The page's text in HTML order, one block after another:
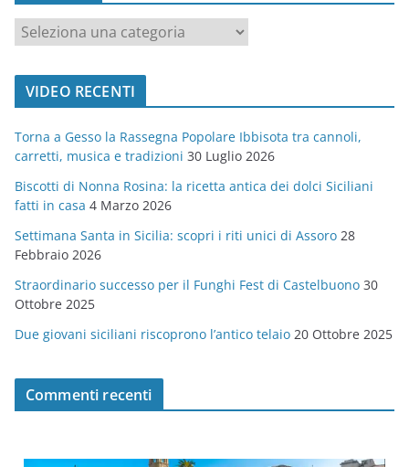
t
o
r
i
e
VIDEO RECENTI
Torna a Gesso la Rassegna Popolare Ibbisota tra cannoli,
carretti, musica e tradizioni 30 Luglio 2026
Biscotti di Nonna Rosina: la ricetta antica dei dolci Siciliani
fatti in casa 4 Marzo 2026
Settimana Santa in Sicilia: scopri i riti unici di Assoro 28
Febbraio 2026
Straordinario successo per il Funghi Fest di Castelbuono 30
Ottobre 2025
Due giovani siciliani riscoprono l’antico telaio 20 Ottobre 2025
Commenti recenti